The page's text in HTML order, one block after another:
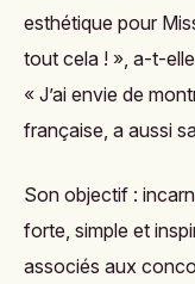
esthétique pour
tout cela ! », a-t-
« J’ai envie de
française, a aussi
Son objectif :
forte, simple et
associés aux